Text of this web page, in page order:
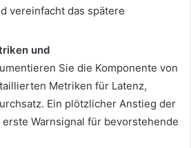
vereinfacht das spätere
und
Sie die Komponente von
Metriken für Latenz,
Ein plötzlicher Anstieg der
Warnsignal für bevorstehende